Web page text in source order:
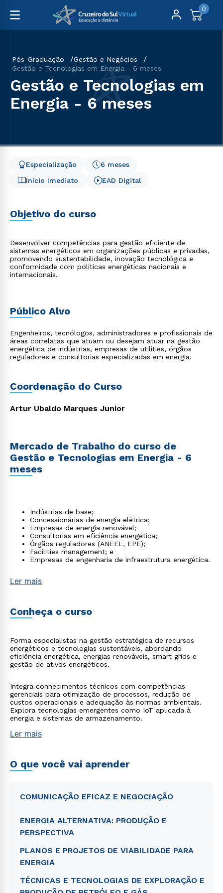
0
Pós-Graduação
Gestão e Negócios
Gestão e Tecnologias em Energia - 6 meses
Gestão e Tecnologias em
Energia - 6 meses
Início Imediato
6 meses
Especialização
EAD Digital
Objetivo do curso
Desenvolver competências para gestão eficiente de
sistemas energéticos em organizações públicas e privadas,
promovendo sustentabilidade, inovação tecnológica e
conformidade com políticas energéticas nacionais e
internacionais.
Público Alvo
Engenheiros, tecnólogos, administradores e profissionais de
áreas correlatas que atuam ou desejam atuar na gestão
energética de indústrias, empresas de utilities, órgãos
reguladores e consultorias especializadas em energia.
Coordenação do Curso
Artur Ubaldo Marques Junior
Mercado de Trabalho do curso de
Gestão e Tecnologias em Energia - 6
meses
Indústrias de base;
Concessionárias de energia elétrica;
Empresas de energia renovável;
Consultorias em eficiência energética;
Órgãos reguladores (ANEEL, EPE);
Facilities management; e
Empresas de engenharia de infraestrutura energética.
Ler mais
Conheça o curso
Forma especialistas na gestão estratégica de recursos
energéticos e tecnologias sustentáveis, abordando
eficiência energética, energias renováveis, smart grids e
gestão de ativos energéticos.
Integra conhecimentos técnicos com competências
gerenciais para otimização de processos, redução de
custos operacionais e adequação às normas ambientais.
Explora tecnologias emergentes como IoT aplicada à
energia e sistemas de armazenamento.
Ler mais
O que você vai aprender
COMUNICAÇÃO EFICAZ E NEGOCIAÇÃO
ENERGIA ALTERNATIVA: PRODUÇÃO E
PERSPECTIVA
PLANOS E PROJETOS DE VIABILIDADE PARA
ENERGIA
TÉCNICAS E TECNOLOGIAS DE EXPLORAÇÃO E